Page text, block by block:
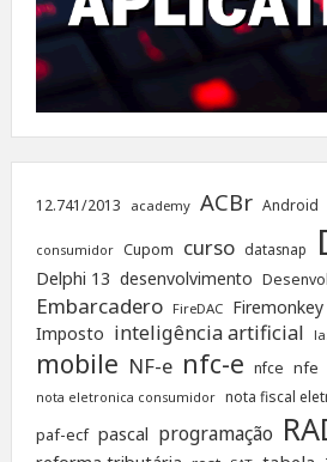
12.741/2013 academy ACBr Android
consumidor Cupom curso datasnap
Delphi 13 desenvolvimento
Embarcadero FireDAC Firemonkey
Imposto inteligência artificial
mobile NF-e nfc-e nfce nfe
nota eletronica consumidor nota fiscal
paf-ecf pascal programação